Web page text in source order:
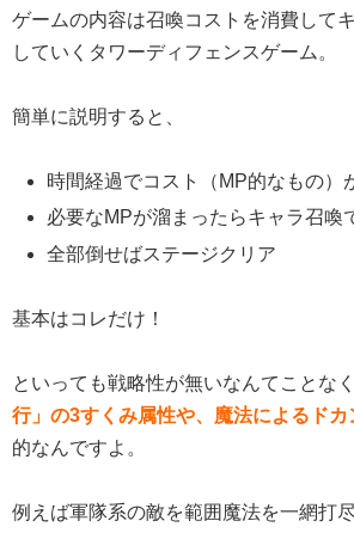
ゲームの内容は召喚コストを消費して
していくタワーディフェンスゲーム。
簡単に説明すると、
時間経過でコスト（MP的なもの）
必要なMPが溜まったらキャラ召喚
全部倒せばステージクリア
基本はコレだけ！
といっても戦略性が無いなんてことなく
行」の3すくみ属性や、魔法によるドカ
的なんですよ。
例えば軍隊系の敵を範囲魔法を一網打